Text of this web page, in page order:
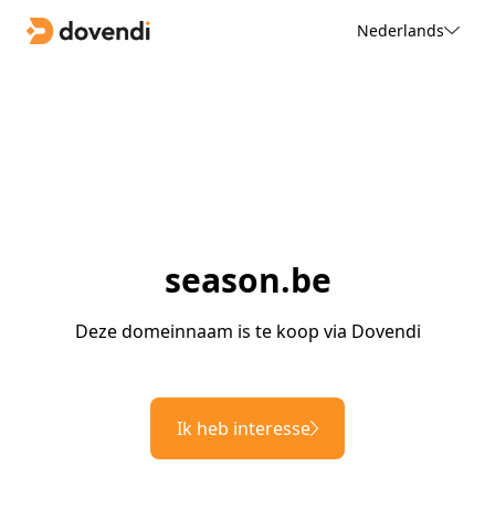
Nederlands
season.be
Deze domeinnaam is te koop via Dovendi
Ik heb interesse